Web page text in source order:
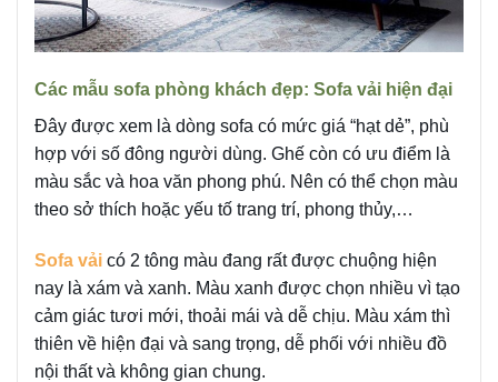
Các mẫu sofa phòng khách đẹp: Sofa vải hiện đại
Đây được xem là dòng sofa có mức giá “hạt dẻ”, phù
hợp với số đông người dùng. Ghế còn có ưu điểm là
màu sắc và hoa văn phong phú. Nên có thể chọn màu
theo sở thích hoặc yếu tố trang trí, phong thủy,…
Sofa vải có 2 tông màu đang rất được chuộng hiện
nay là xám và xanh. Màu xanh được chọn nhiều vì tạo
cảm giác tươi mới, thoải mái và dễ chịu. Màu xám thì
thiên về hiện đại và sang trọng, dễ phối với nhiều đồ
nội thất và không gian chung.